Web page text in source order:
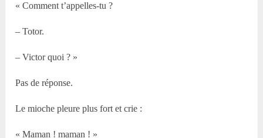
« Comment t’appelles-tu ?
– Totor.
– Victor quoi ? »
Pas de réponse.
Le mioche pleure plus fort et crie :
« Maman ! maman ! »